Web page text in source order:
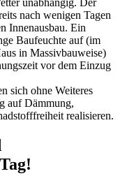
unabhängig. Der
nach wenigen Tagen
Innenausbau. Ein
Baufeuchte auf (im
in Massivbauweise)
vor dem Einzug
sich ohne Weiteres
auf Dämmung,
realisieren.